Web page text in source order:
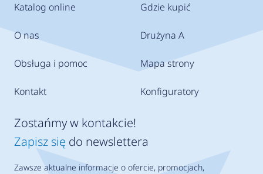
Katalog online
O nas
Obsługa i pomoc
Kontakt
Gdzie kupić
Drużyna A
Mapa strony
Konfiguratory
Zostańmy w kontakcie!
Zapisz się do newslettera
Zawsze aktualne informacje o ofercie, promocjach,